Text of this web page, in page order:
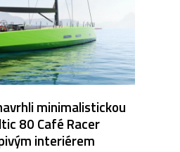
minimalistickou
80 Café Racer
interiérem